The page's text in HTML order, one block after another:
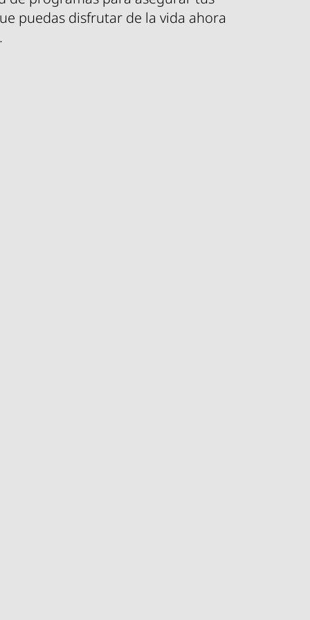
puedas disfrutar de la vida ahora